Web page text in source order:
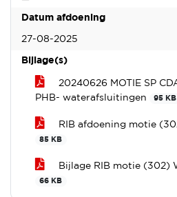
Datum afdoening
27-08-2025
Bijlage(s)
20240626 MOTIE SP
PHB- waterafsluitingen
95 KB
RIB afdoening motie
85 KB
Bijlage RIB motie (302)
66 KB